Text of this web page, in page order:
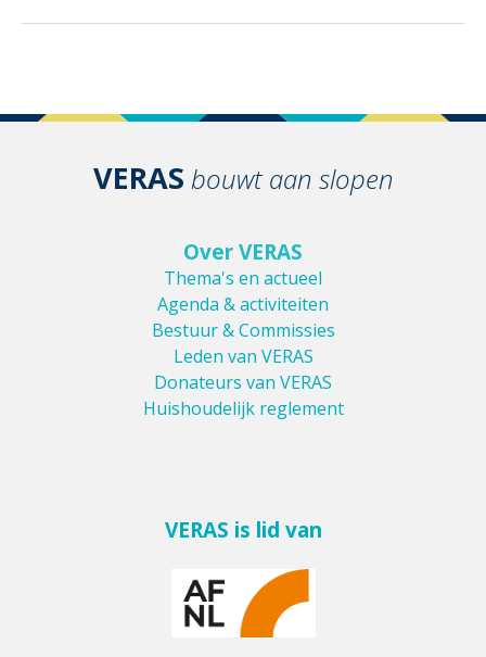
VERAS bouwt aan slopen
Over VERAS
Thema's en actueel
Agenda & activiteiten
Bestuur & Commissies
Leden van VERAS
Donateurs van VERAS
Huishoudelijk reglement
VERAS is lid van